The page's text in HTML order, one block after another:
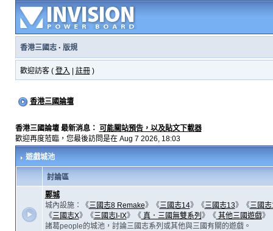
香港三國志· 版規
歡迎訪客 ( 登入 註冊)
香港三國論壇
香港三國論壇 最新消息： 可能關站預告，以及貼文下載器
歡迎再度蒞臨，您最後訪問是在 Aug 7 2026, 18:03
遊戲城池
討論區
鄴城
城內設施：《三國志8 Remake》《三國志14》《三國志13》《三國
《三國志X》《三國志I-IX》《真．三國無雙系列 》《其他三國遊戲》
諸葛people的城池，討論三國志系列或其他與三國有關的遊戲。